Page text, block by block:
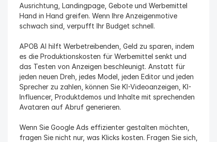
Ausrichtung, Landingpage, Gebote und Werbemittel
Hand in Hand greifen. Wenn Ihre Anzeigenmotive
schwach sind, verpufft Ihr Budget schnell.
APOB AI hilft Werbetreibenden, Geld zu sparen, indem
es die Produktionskosten für Werbemittel senkt und
das Testen von Anzeigen beschleunigt. Anstatt für
jeden neuen Dreh, jedes Model, jeden Editor und jeden
Sprecher zu zahlen, können Sie KI-Videoanzeigen, KI-
Influencer, Produktdemos und Inhalte mit sprechenden
Avataren auf Abruf generieren.
Wenn Sie Google Ads effizienter gestalten möchten,
fragen Sie nicht nur, was Klicks kosten. Fragen Sie sich,